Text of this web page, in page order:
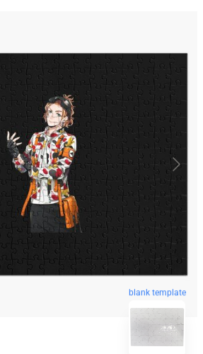
blank template